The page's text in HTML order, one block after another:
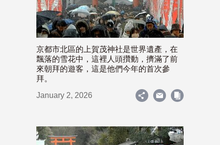
京都市北區的上賀茂神社是世界遺產，在
飄落的雪花中，這裡人頭攢動，擠滿了前
來朝拜的遊客，這是他們今年的首次參
拜。
January 2, 2026